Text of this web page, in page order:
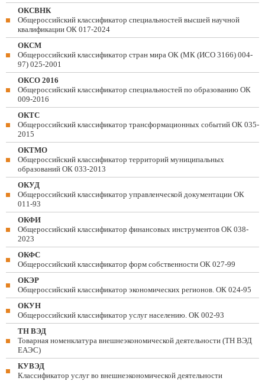
ОКСВНК
Общероссийский классификатор специальностей высшей научной
квалификации ОК 017-2024
ОКСМ
Общероссийский классификатор стран мира ОК (МК (ИСО 3166) 004-
97) 025-2001
ОКСО 2016
Общероссийский классификатор специальностей по образованию ОК
009-2016
ОКТС
Общероссийский классификатор трансформационных событий ОК 035-
2015
ОКТМО
Общероссийский классификатор территорий муниципальных
образований ОК 033-2013
ОКУД
Общероссийский классификатор управленческой документации ОК
011-93
ОКФИ
Общероссийский классификатор финансовых инструментов OK 038-
2023
ОКФС
Общероссийский классификатор форм собственности ОК 027-99
ОКЭР
Общероссийский классификатор экономических регионов. ОК 024-95
ОКУН
Общероссийский классификатор услуг населению. ОК 002-93
ТН ВЭД
Товарная номенклатура внешнеэкономической деятельности (ТН ВЭД
ЕАЭС)
КУВЭД
Классификатор услуг во внешнеэкономической деятельности